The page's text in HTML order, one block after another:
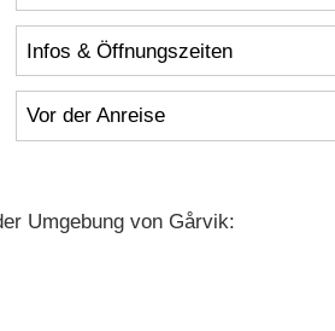
Infos & Öffnungszeiten
Vor der Anreise
Umgebung von Gårvik: